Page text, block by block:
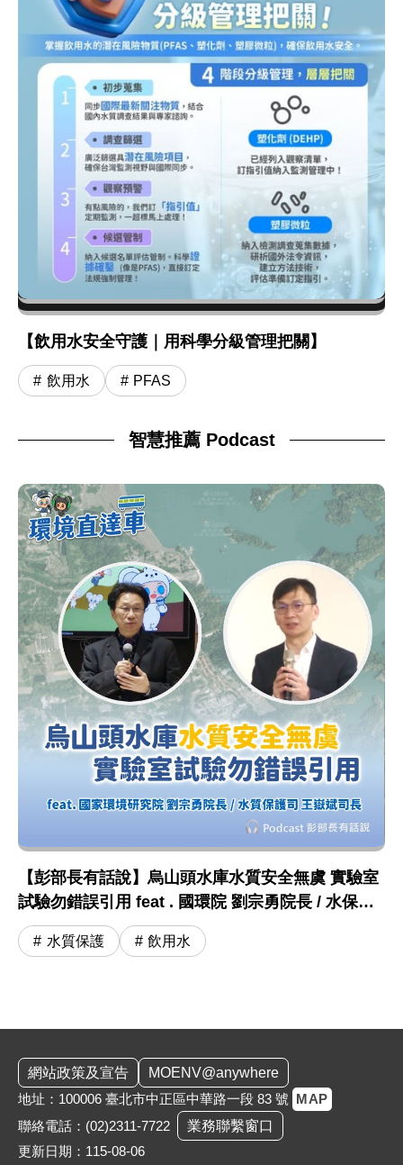
【飲用水安全守護｜用科學分級管理把關】
飲用水 PFAS
智慧推薦 Podcast
【彭部長有話說】烏山頭水庫水質安全無虞 實驗室
試驗勿錯誤引用 feat . 國環院 劉宗勇院長 / 水保司
王嶽斌司長
水質保護 飲用水
網站政策及宣告
MOENV@anywhere
地址：100006 臺北市中正區中華路一段 83 號 MAP
聯絡電話： (02)2311-7722
業務聯繫窗口
更新日期：115-08-06